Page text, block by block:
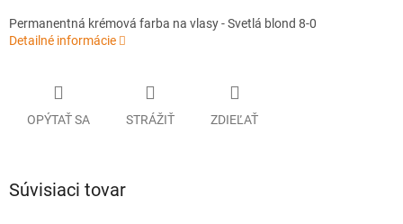
Permanentná krémová farba na vlasy - Svetlá blond 8-0
Detailné informácie
OPÝTAŤ SA STRÁŽIŤ ZDIEĽAŤ
Súvisiaci tovar